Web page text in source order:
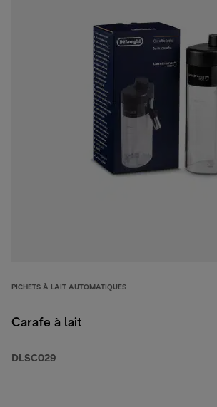
PICHETS À LAIT AUTOMATIQUES
Carafe à lait
DLSC029